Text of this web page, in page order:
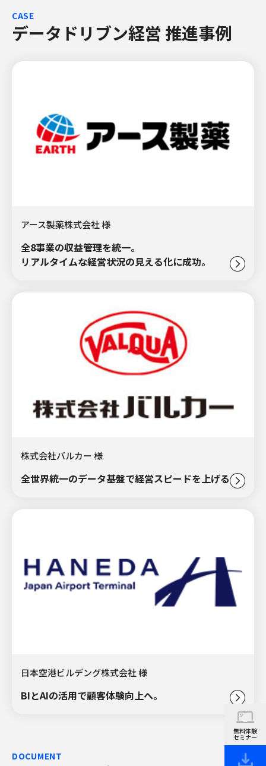
無料体験
セミナー
CASE
データドリブン経営 推進事例
アース製薬株式会社 様
全8事業の収益管理を統一。
リアルタイムな経営状況の見える化に成功。
株式会社バルカー 様
全世界統一のデータ基盤で経営スピードを上げる。
日本空港ビルデング株式会社 様
BIとAIの活用で顧客体験向上へ。
DOCUMENT